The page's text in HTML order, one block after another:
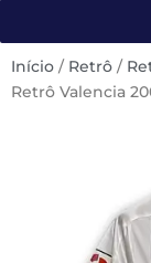
Início / Retrô /
Retrô Valencia